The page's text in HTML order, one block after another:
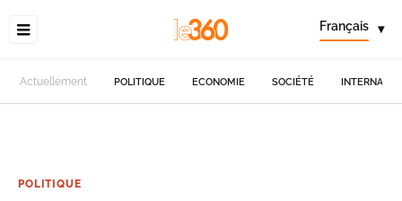
Français ▾
Actuellement POLITIQUE ECONOMIE SOCIÉTÉ
POLITIQUE